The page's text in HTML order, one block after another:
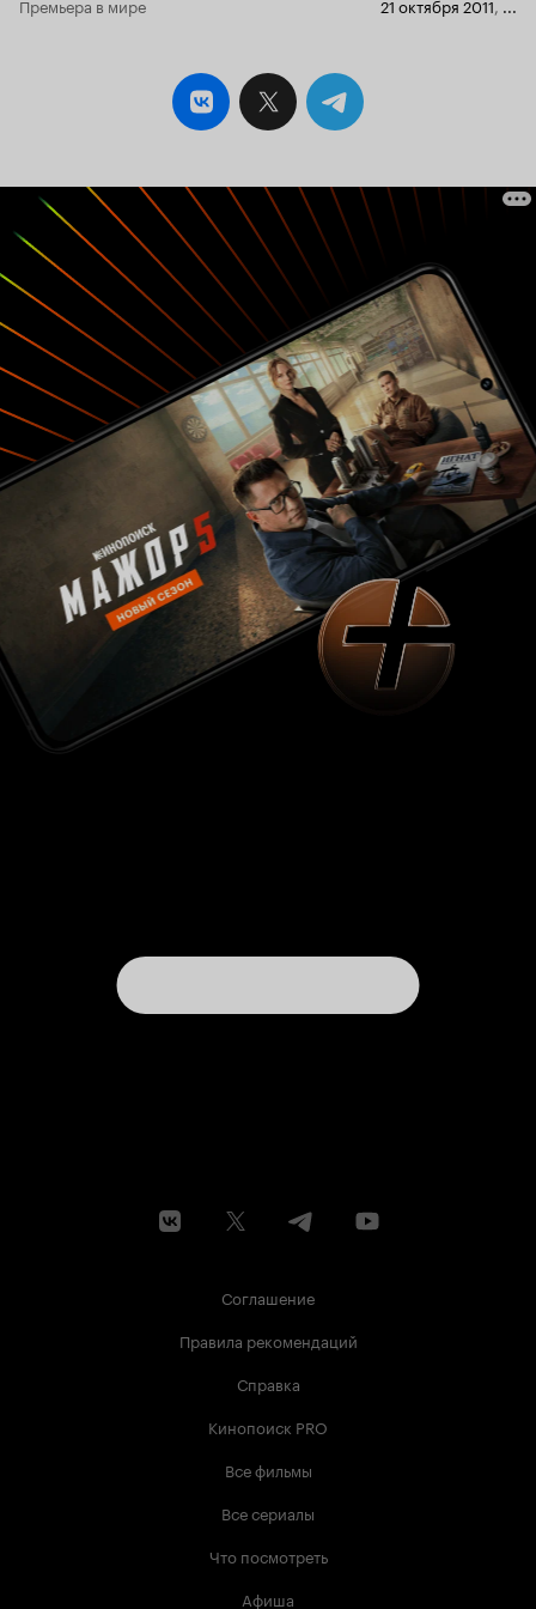
Соглашение
Правила рекомендаций
Справка
Кинопоиск PRO
Все фильмы
Все сериалы
Что посмотреть
Афиша